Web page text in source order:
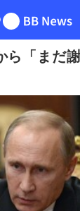
「まだ謝